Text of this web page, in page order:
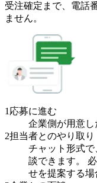
受注確定まで、 電話
ません。
1 応募に進む
企業側が用意し
2担当者とのやり取り
チャット形式
談できます。
せを提案する場